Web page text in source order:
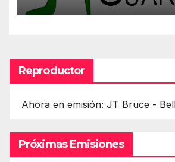
Reproductor
Ahora en emisión: JT Bruce -
Próximas Emisiones